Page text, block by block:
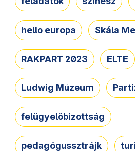
hello europa Skála
RAKPART 2023 ELTE
Ludwig Múzeum
felügyelőbizottság
pedagógussztrájk